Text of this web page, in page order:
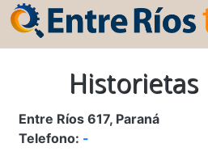
Historietas
Entre Ríos 617, Paraná
Telefono: -